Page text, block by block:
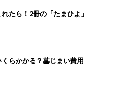
」
サンダルをGET。なんと1,999円
そうで、驚きのセール価格ですよ
品ともいえるサンダルが超プチプ
たら！2冊の「たまひよ」
らかかる？墓じまい費用